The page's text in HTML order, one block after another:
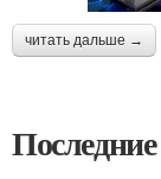
читать дальше →